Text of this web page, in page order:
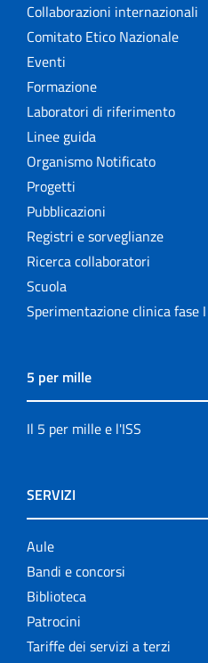
Collaborazioni internazionali
Comitato Etico Nazionale
Eventi
Formazione
Laboratori di riferimento
Linee guida
Organismo Notificato
Progetti
Pubblicazioni
Registri e sorveglianze
Ricerca collaboratori
Scuola
Sperimentazione clinica fase I
5 per mille
Il 5 per mille e l'ISS
SERVIZI
Aule
Bandi e concorsi
Biblioteca
Patrocini
Tariffe dei servizi a terzi